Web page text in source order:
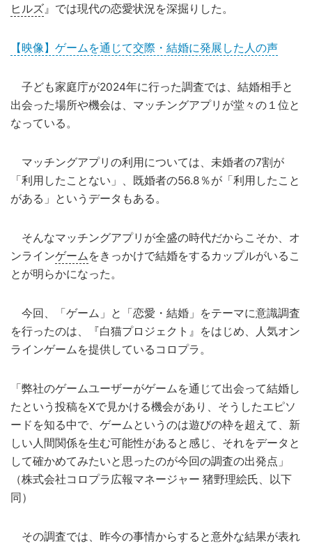
ヒルズ』では現代の恋愛状況を深掘りした。
【映像】ゲームを通じて交際・結婚に発展した人の声
子ども家庭庁が2024年に行った調査では、結婚相手と
出会った場所や機会は、マッチングアプリが堂々の１位と
なっている。
マッチングアプリの利用については、未婚者の7割が
「利用したことない」、既婚者の56.8％が「利用したこと
がある」というデータもある。
そんなマッチングアプリが全盛の時代だからこそか、オ
ンラインゲームをきっかけで結婚をするカップルがいるこ
とが明らかになった。
今回、「ゲーム」と「恋愛・結婚」をテーマに意識調査
を行ったのは、『白猫プロジェクト』をはじめ、人気オン
ラインゲームを提供しているコロプラ。
「弊社のゲームユーザーがゲームを通じて出会って結婚し
たという投稿をXで見かける機会があり、そうしたエピソ
ードを知る中で、ゲームというのは遊びの枠を超えて、新
しい人間関係を生む可能性があると感じ、それをデータと
して確かめてみたいと思ったのが今回の調査の出発点」
（株式会社コロプラ広報マネージャー 猪野理絵氏、以下
同）
その調査では、昨今の事情からすると意外な結果が表れ